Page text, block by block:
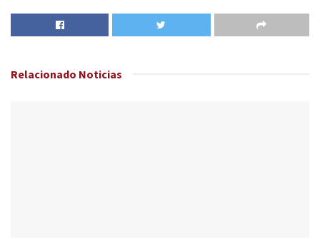
Relacionado Noticias